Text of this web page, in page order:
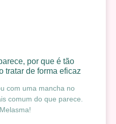
por que é tão
tratar de forma eficaz
com uma mancha no
comum do que parece.